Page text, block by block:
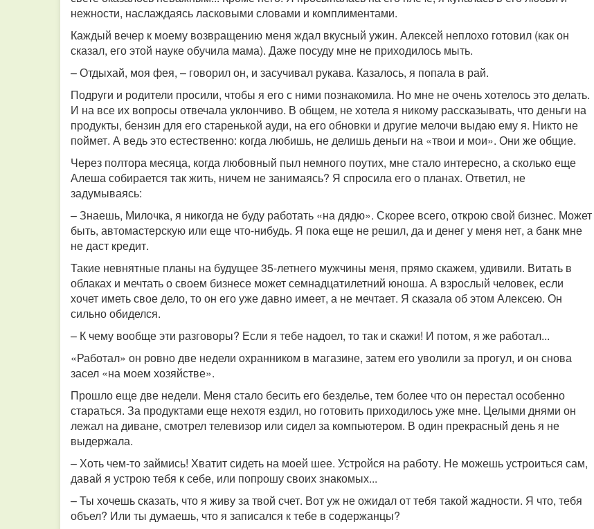
нежности, наслаждаясь ласковыми словами и комплиментами.
Каждый вечер к моему возвращению меня ждал вкусный ужин. Алексей неплохо готовил (как он
сказал, его этой науке обучила мама). Даже посуду мне не приходилось мыть.
– Отдыхай, моя фея, – говорил он, и засучивал рукава. Казалось, я попала в рай.
Подруги и родители просили, чтобы я его с ними познакомила. Но мне не очень хотелось это делать.
И на все их вопросы отвечала уклончиво. В общем, не хотела я никому рассказывать, что деньги на
продукты, бензин для его старенькой ауди, на его обновки и другие мелочи выдаю ему я. Никто не
поймет. А ведь это естественно: когда любишь, не делишь деньги на «твои и мои». Они же общие.
Через полтора месяца, когда любовный пыл немного поутих, мне стало интересно, а сколько еще
Алеша собирается так жить, ничем не занимаясь? Я спросила его о планах. Ответил, не
задумываясь:
– Знаешь, Милочка, я никогда не буду работать «на дядю». Скорее всего, открою свой бизнес. Может
быть, автомастерскую или еще что-нибудь. Я пока еще не решил, да и денег у меня нет, а банк мне
не даст кредит.
Такие невнятные планы на будущее 35-летнего мужчины меня, прямо скажем, удивили. Витать в
облаках и мечтать о своем бизнесе может семнадцатилетний юноша. А взрослый человек, если
хочет иметь свое дело, то он его уже давно имеет, а не мечтает. Я сказала об этом Алексею. Он
сильно обиделся.
– К чему вообще эти разговоры? Если я тебе надоел, то так и скажи! И потом, я же работал...
«Работал» он ровно две недели охранником в магазине, затем его уволили за прогул, и он снова
засел «на моем хозяйстве».
Прошло еще две недели. Меня стало бесить его безделье, тем более что он перестал особенно
стараться. За продуктами еще нехотя ездил, но готовить приходилось уже мне. Целыми днями он
лежал на диване, смотрел телевизор или сидел за компьютером. В один прекрасный день я не
выдержала.
– Хоть чем-то займись! Хватит сидеть на моей шее. Устройся на работу. Не можешь устроиться сам,
давай я устрою тебя к себе, или попрошу своих знакомых...
– Ты хочешь сказать, что я живу за твой счет. Вот уж не ожидал от тебя такой жадности. Я что, тебя
объел? Или ты думаешь, что я записался к тебе в содержанцы?